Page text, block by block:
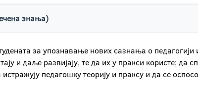
знања)
за упознавање нових сазнања о
и даље развијају, те да их у пракси користе; да
педагошку теорију и праксу и да се